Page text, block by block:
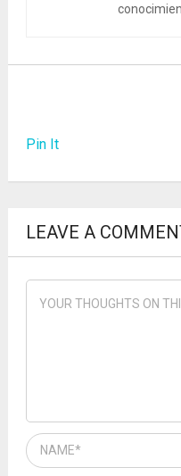
Pin It
LEAVE A